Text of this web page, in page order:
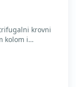
krovni
kolom i
h - Za
°C - Odvod